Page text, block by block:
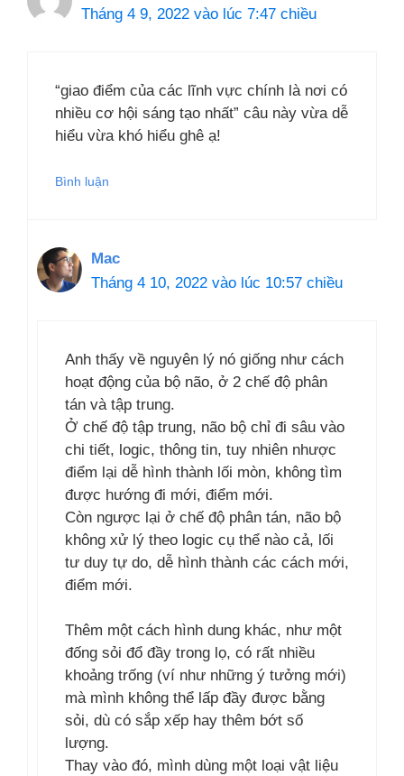
Tháng 4 9, 2022 vào lúc 7:47 chiều
“giao điểm của các lĩnh vực chính là nơi có
nhiều cơ hội sáng tạo nhất” câu này vừa dễ
hiểu vừa khó hiểu ghê ạ!
Bình luận
Mac
Tháng 4 10, 2022 vào lúc 10:57 chiều
Anh thấy về nguyên lý nó giống như cách
hoạt động của bộ não, ở 2 chế độ phân
tán và tập trung.
Ở chế độ tập trung, não bộ chỉ đi sâu vào
chi tiết, logic, thông tin, tuy nhiên nhược
điểm lại dễ hình thành lối mòn, không tìm
được hướng đi mới, điểm mới.
Còn ngược lại ở chế độ phân tán, não bộ
không xử lý theo logic cụ thể nào cả, lối
tư duy tự do, dễ hình thành các cách mới,
điểm mới.
Thêm một cách hình dung khác, như một
đống sỏi đổ đầy trong lọ, có rất nhiều
khoảng trống (ví như những ý tưởng mới)
mà mình không thể lấp đầy được bằng
sỏi, dù có sắp xếp hay thêm bớt số
lượng.
Thay vào đó, mình dùng một loại vật liệu